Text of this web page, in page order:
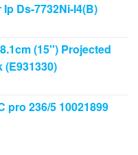
Ds-7732Ni-I4(B)
(15'') Projected
pro 236/5 10021899